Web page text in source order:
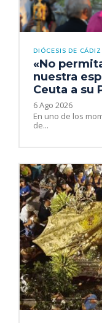
DIÓCESIS DE
«No
nuestra
Ceuta a su
6 Ago 2026
En uno de los
de...